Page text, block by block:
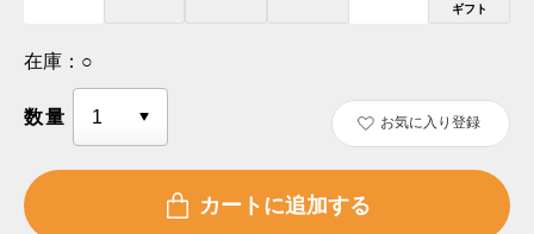
ギフト
在庫： ○
数量 お気に入り登録